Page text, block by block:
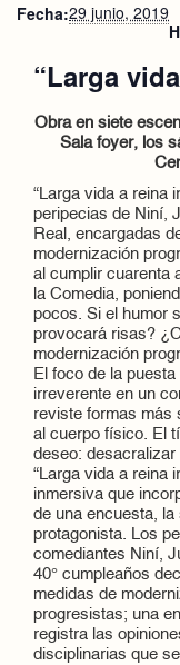
Fecha:29 junio, 2019
“Larga
Obra en siete
Sala foyer, los
“Larga vida a reina
peripecias de Niní,
Real, encargadas
modernización
al cumplir cuarenta
la Comedia,
pocos. Si el humor
provocará risas?
modernización
El foco de la
irreverente en un
reviste formas más
al cuerpo físico. El
deseo: desacralizar
“Larga vida a reina
inmersiva que
de una encuesta,
protagonista. Los
comediantes Niní,
40° cumpleaños
medidas de
progresistas; una
registra las
disciplinarias que